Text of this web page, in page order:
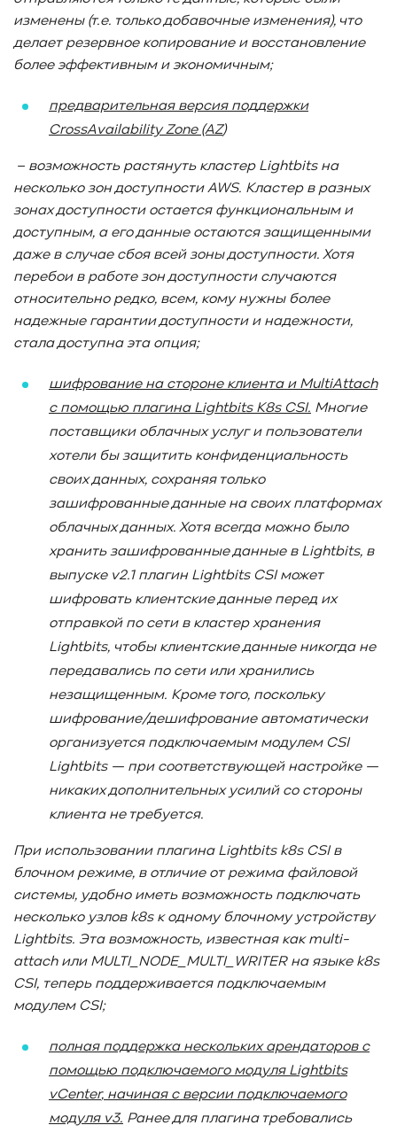
изменены (т.е. только добавочные изменения), что
делает резервное копирование и восстановление
более эффективным и экономичным;
предварительная версия поддержки
CrossAvailabilityZone(AZ)
– возможность растянуть кластер Lightbitsна
несколько зон доступности AWS. Кластер в разных
зонах доступности остается функциональным и
доступным, а его данные остаются защищенными
даже в случае сбоя всей зоны доступности. Хотя
перебои в работе зон доступности случаются
относительно редко, всем, кому нужны более
надежные гарантии доступности и надежности,
стала доступна эта опция;
шифрование на стороне клиента и MultiAttach
с помощью плагина LightbitsK8sCSI. Многие
поставщики облачных услуг и пользователи
хотели бы защитить конфиденциальность
своих данных, сохраняя только
зашифрованные данные на своих платформах
облачных данных. Хотя всегда можно было
хранить зашифрованные данные в Lightbits, в
выпуске v2.1 плагин LightbitsCSIможет
шифровать клиентские данные перед их
отправкой по сети в кластер хранения
Lightbits, чтобы клиентские данные никогда не
передавались по сети или хранились
незащищенным. Кроме того, поскольку
шифрование/дешифрование автоматически
организуется подключаемым модулем CSI
Lightbits— при соответствующей настройке —
никаких дополнительных усилий со стороны
клиента не требуется.
При использовании плагина Lightbitsk8sCSIв
блочном режиме, в отличие от режима файловой
системы, удобно иметь возможность подключать
несколько узлов k8sк одному блочному устройству
Lightbits. Эта возможность, известная как multi-
attachили MULTI_NODE_MULTI_WRITERна языке k8s
CSI, теперь поддерживается подключаемым
модулем CSI;
полная поддержка нескольких арендаторов с
помощью подключаемого модуля Lightbits
vCenter, начиная с версии подключаемого
модуля v3. Ранее для плагина требовались